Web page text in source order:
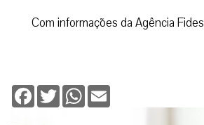
Com informações da Agência Fides
Facebook
TwitterWhatsApp